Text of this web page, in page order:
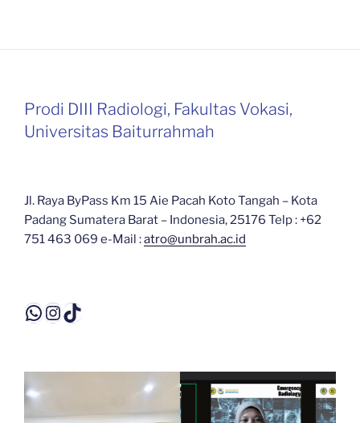
Prodi DIII Radiologi, Fakultas Vokasi,
Universitas Baiturrahmah
Jl. Raya ByPass Km 15 Aie Pacah Koto Tangah – Kota
Padang Sumatera Barat – Indonesia, 25176 Telp : +62
751 463 069 e-Mail :atro@unbrah.ac.id
WhatsApp
Instagram
TikTok